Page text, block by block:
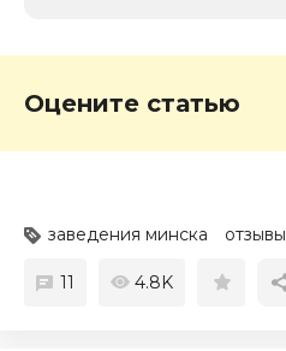
Оцените статью
заведения минска отзывы
11 4.8K